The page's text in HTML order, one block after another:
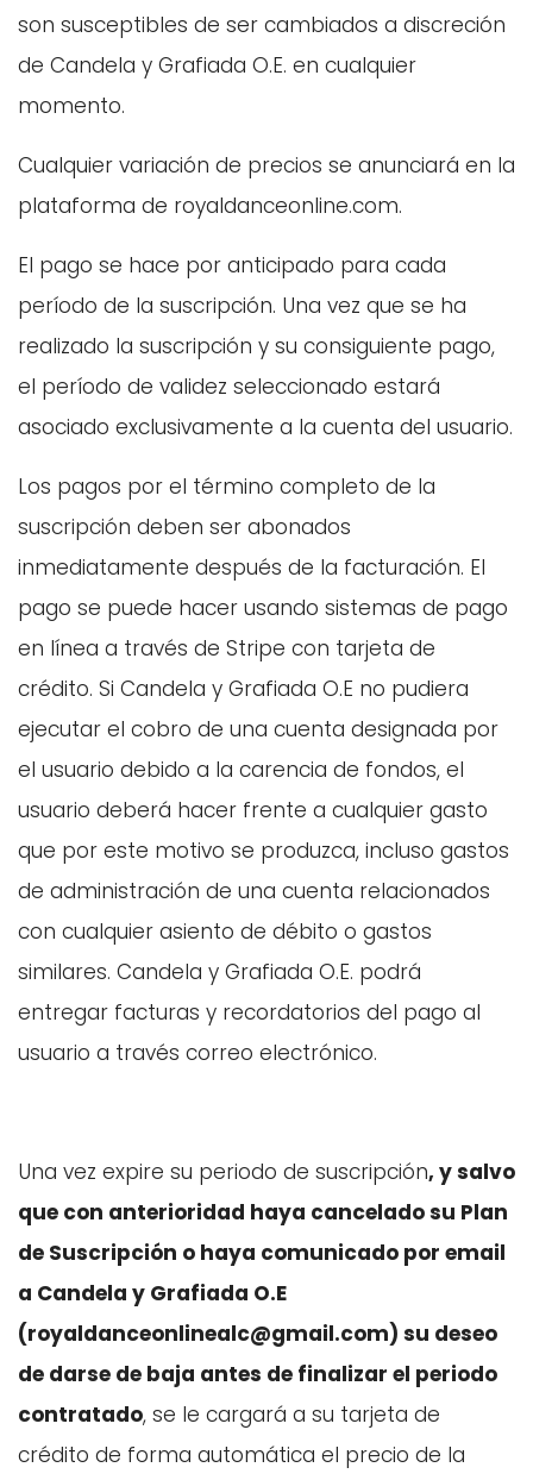
son susceptibles de ser cambiados a discreción
de Candela y Grafiada O.E. en cualquier
momento.
Cualquier variación de precios se anunciará en la
plataforma de royaldanceonline.com.
El pago se hace por anticipado para cada
período de la suscripción. Una vez que se ha
realizado la suscripción y su consiguiente pago,
el período de validez seleccionado estará
asociado exclusivamente a la cuenta del usuario.
Los pagos por el término completo de la
suscripción deben ser abonados
inmediatamente después de la facturación. El
pago se puede hacer usando sistemas de pago
en línea a través de Stripe con tarjeta de
crédito. Si Candela y Grafiada O.E no pudiera
ejecutar el cobro de una cuenta designada por
el usuario debido a la carencia de fondos, el
usuario deberá hacer frente a cualquier gasto
que por este motivo se produzca, incluso gastos
de administración de una cuenta relacionados
con cualquier asiento de débito o gastos
similares. Candela y Grafiada O.E. podrá
entregar facturas y recordatorios del pago al
usuario a través correo electrónico.
Una vez expire su periodo de suscripción, y salvo
que con anterioridad haya cancelado su Plan
de Suscripción o haya comunicado por email
a Candela y Grafiada O.E
(royaldanceonlinealc@gmail.com) su deseo
de darse de baja antes de finalizar el periodo
contratado, se le cargará a su tarjeta de
crédito de forma automática el precio de la